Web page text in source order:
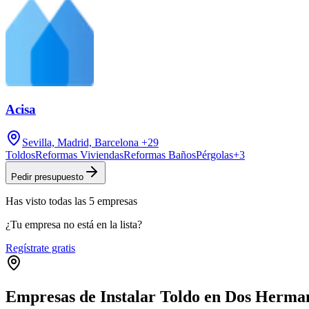
Acisa
Sevilla, Madrid, Barcelona +29
ToldosReformas ViviendasReformas BañosPérgolas+3
Pedir presupuesto
Has visto todas las 5 empresas
¿Tu empresa no está en la lista?
Regístrate gratis
Empresas de Instalar Toldo en Dos